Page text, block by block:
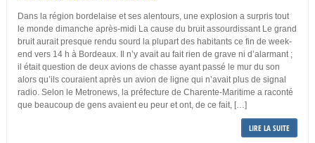
Dans la région bordelaise et ses alentours, une explosion a surpris tout
le monde dimanche après-midi La cause du bruit assourdissant Le grand
bruit aurait presque rendu sourd la plupart des habitants ce fin de week-
end vers 14 h à Bordeaux. Il n’y avait au fait rien de grave ni d’alarmant ;
il était question de deux avions de chasse ayant passé le mur du son
alors qu’ils couraient après un avion de ligne qui n’avait plus de signal
radio. Selon le Metronews, la préfecture de Charente-Maritime a raconté
que beaucoup de gens avaient eu peur et ont, de ce fait, […]
LIRE LA SUITE